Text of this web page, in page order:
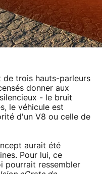
de trois hauts-parleurs
donner aux
- le bruit
le véhicule est
d'un V8 ou celle de
aurait été
Pour lui, ce
pourrait ressembler